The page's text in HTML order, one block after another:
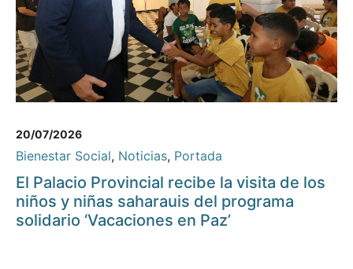
20/07/2026
Bienestar Social, Noticias, Portada
El Palacio Provincial recibe la visita de los
niños y niñas saharauis del programa
solidario ‘Vacaciones en Paz’